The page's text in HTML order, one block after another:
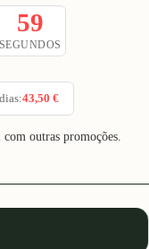
58
SEGUNDOS
43,50 €
outras promoções.